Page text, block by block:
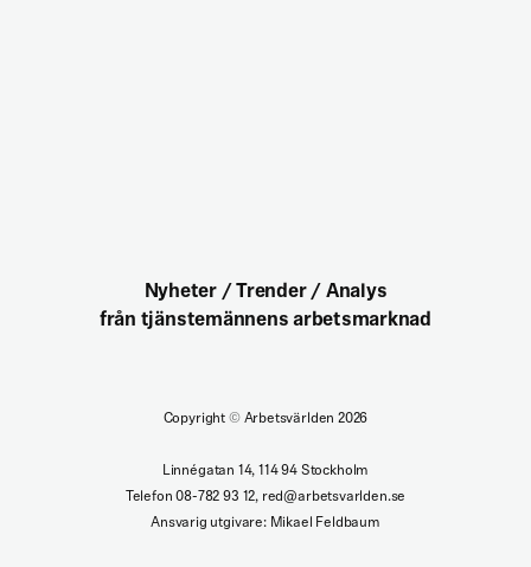
Nyheter / Trender / Analys
från tjänstemännens arbetsmarknad
Copyright ©Arbetsvärlden 2026
Linnégatan 14, 114 94 Stockholm
Telefon 08-782 93 12, red@arbetsvarlden.se
Ansvarig utgivare: Mikael Feldbaum